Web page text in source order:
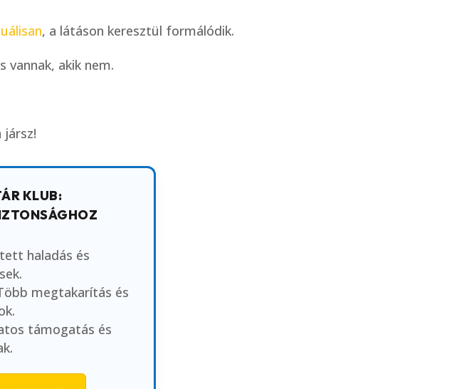
, a látáson keresztül formálódik.
vannak, akik nem.
KLUB:
haladás és
megtakarítás és
támogatás és